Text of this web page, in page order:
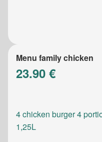
Menu family chicken
23.90 €
4 chicken burger 4
1,25L